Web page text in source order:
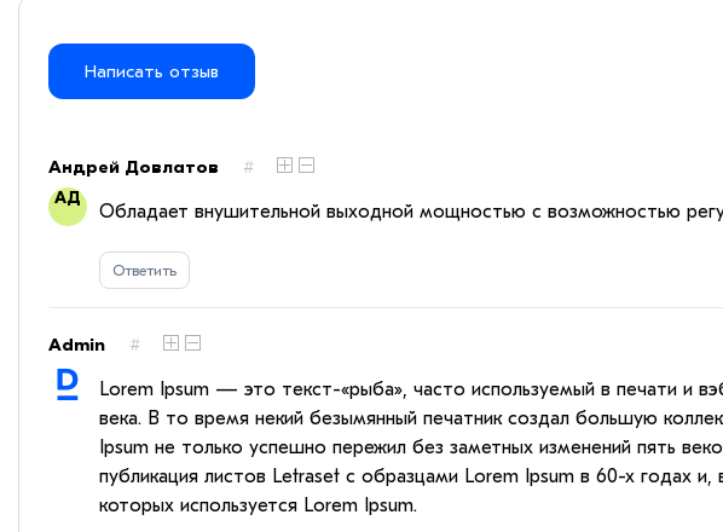
Написать отзыв
Андрей Довлатов #
Обладает внушительной выходной мощностью с возможностью
Ответить
Admin #
Lorem Ipsum — это текст-«рыба», часто используемый в печати и
века. В то время некий безымянный печатник создал большую
Ipsum не только успешно пережил без заметных изменений пять
публикация листов Letraset с образцами Lorem Ipsum в 60-х годах
которых используется Lorem Ipsum.